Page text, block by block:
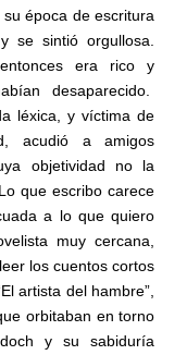
época de escritura
se sintió orgullosa.
era rico y
desaparecido.
léxica, y víctima de
acudió a amigos
objetividad no la
que escribo carece
a lo que quiero
muy cercana,
los cuentos cortos
artista del hambre”,
orbitaban en torno
y su sabiduría